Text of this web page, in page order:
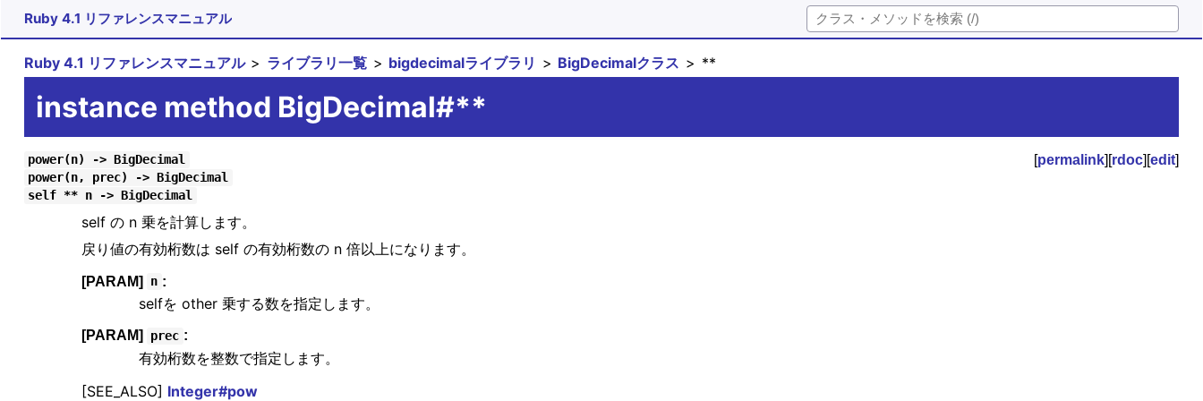
Ruby 4.1 リファレンスマニュアル
Ruby 4.1 リファレンスマニュアル ライブラリ一覧 bigdecimalライブラリ BigDecimalクラス **
instance method BigDecimal#**
power(n) -> BigDecimal [permalink][rdoc][edit]
power(n, prec) -> BigDecimal
self ** n -> BigDecimal
self の n 乗を計算します。
戻り値の有効桁数は self の有効桁数の n 倍以上になります。
[PARAM] n :
selfを other 乗する数を指定します。
[PARAM] prec :
有効桁数を整数で指定します。
[SEE_ALSO] Integer#pow